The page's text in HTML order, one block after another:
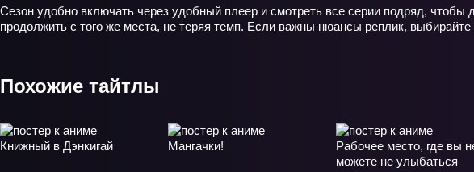
Сезон удобно включать через удобный плеер и смотреть все серии подряд,
продолжить с того же места, не теряя темп. Если важны нюансы реплик,
Похожие тайтлы